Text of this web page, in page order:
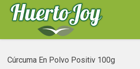
Cúrcuma En Polvo Positiv 100g